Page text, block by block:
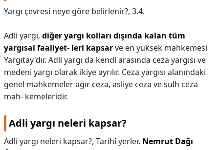
Yargı çevresi neye göre belirlenir?, 3.4.
Adli yargı, diğer yargı kolları dışında kalan tüm
yargısal faaliyet- leri kapsarve en yüksek mahkemesi
Yargıtay'dır. Adli yargı da kendi arasında ceza yargısı ve
medeni yargı olarak ikiye ayrılır. Ceza yargısı alanındaki
genel mahkemeler ağır ceza, asliye ceza ve sulh ceza
mah- kemeleridir.
Adli yargı neleri kapsar?
Adli yargı neleri kapsar?, Tarihî yerler. Nemrut Dağı